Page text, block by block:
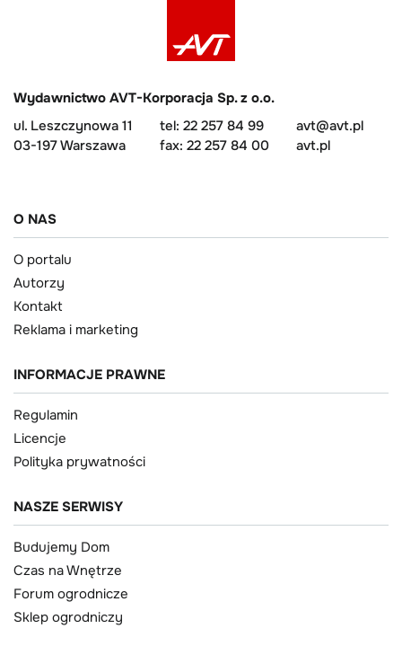
Wydawnictwo AVT-Korporacja Sp. z o.o.
ul. Leszczynowa 11
03-197 Warszawa
tel: 22 257 84 99
fax: 22 257 84 00
avt@avt.pl
avt.pl
O NAS
O portalu
Autorzy
Kontakt
Reklama i marketing
INFORMACJE PRAWNE
Regulamin
Licencje
Polityka prywatności
NASZE SERWISY
Budujemy Dom
Czas na Wnętrze
Forum ogrodnicze
Sklep ogrodniczy